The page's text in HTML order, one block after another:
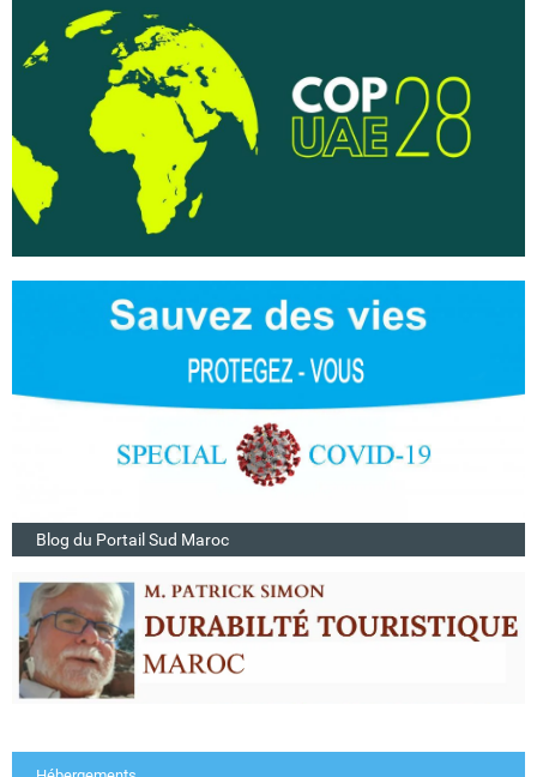
Blog du Portail Sud Maroc